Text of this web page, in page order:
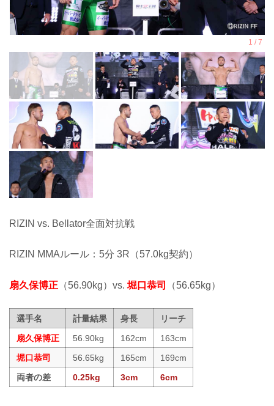
RIZIN vs. Bellator全面対抗戦
RIZIN MMAルール：5分 3R（57.0kg契約）
扇久保博正 （56.90kg）vs. 堀口恭司 （56.65kg）
選手名 計量結果 身長
リーチ
扇久保博正
56.90kg 162cm
163cm
堀口恭司
56.65kg 165cm
169cm
両者の差
0.25kg 3cm 6cm